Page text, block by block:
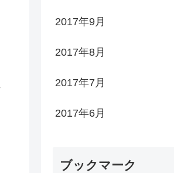
2017年9月
2017年8月
2017年7月
2017年6月
ブックマーク